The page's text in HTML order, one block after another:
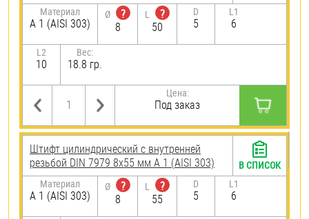
Материал
А 1 (AISI 303)
Ø
?
8
L
?
50
D
5
L1
6
L2
10
Вес:
18.8 гр.
Цена:
Под заказ
Штифт цилиндрический с внутренней
резьбой DIN 7979 8х55 мм А 1 (AISI 303)
Материал
А 1 (AISI 303)
Ø
?
8
L
?
55
D
5
L1
6
В СПИСОК